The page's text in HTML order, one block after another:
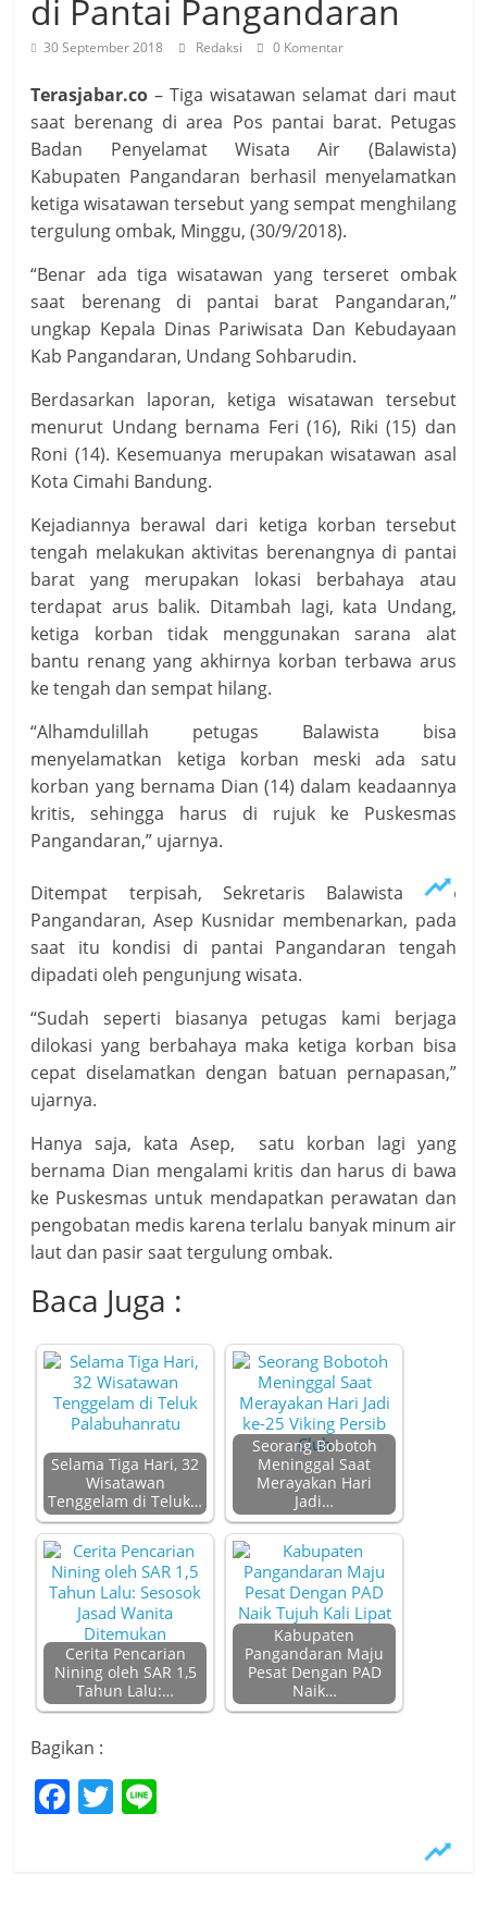
di Pantai Pangandaran
30 September 2018 Redaksi 0 Komentar
Terasjabar.co– Tiga wisatawan selamat dari maut
saat berenang di area Pos pantai barat. Petugas
Badan Penyelamat Wisata Air (Balawista)
Kabupaten Pangandaran berhasil menyelamatkan
ketiga wisatawan tersebut yang sempat menghilang
tergulung ombak, Minggu, (30/9/2018).
“Benar ada tiga wisatawan yang terseret ombak
saat berenang di pantai barat Pangandaran,”
ungkap Kepala Dinas Pariwisata Dan Kebudayaan
Kab Pangandaran, Undang Sohbarudin.
Berdasarkan laporan, ketiga wisatawan tersebut
menurut Undang bernama Feri (16), Riki (15) dan
Roni (14). Kesemuanya merupakan wisatawan asal
Kota Cimahi Bandung.
Kejadiannya berawal dari ketiga korban tersebut
tengah melakukan aktivitas berenangnya di pantai
barat yang merupakan lokasi berbahaya atau
terdapat arus balik. Ditambah lagi, kata Undang,
ketiga korban tidak menggunakan sarana alat
bantu renang yang akhirnya korban terbawa arus
ke tengah dan sempat hilang.
“Alhamdulillah petugas Balawista bisa
menyelamatkan ketiga korban meski ada satu
korban yang bernama Dian (14) dalam keadaannya
kritis, sehingga harus di rujuk ke Puskesmas
Pangandaran,” ujarnya.
Ditempat terpisah, Sekretaris Balawista Kab
Pangandaran, Asep Kusnidar membenarkan, pada
saat itu kondisi di pantai Pangandaran tengah
dipadati oleh pengunjung wisata.
“Sudah seperti biasanya petugas kami berjaga
dilokasi yang berbahaya maka ketiga korban bisa
cepat diselamatkan dengan batuan pernapasan,”
ujarnya.
Hanya saja, kata Asep, satu korban lagi yang
bernama Dian mengalami kritis dan harus di bawa
ke Puskesmas untuk mendapatkan perawatan dan
pengobatan medis karena terlalu banyak minum air
laut dan pasir saat tergulung ombak.
Baca Juga :
Selama Tiga Hari, 32
Wisatawan
Tenggelam di Teluk…
Seorang Bobotoh
Meninggal Saat
Merayakan Hari
Jadi…
Cerita Pencarian
Nining oleh SAR 1,5
Tahun Lalu:…
Kabupaten
Pangandaran Maju
Pesat Dengan PAD
Naik…
Bagikan :
F T